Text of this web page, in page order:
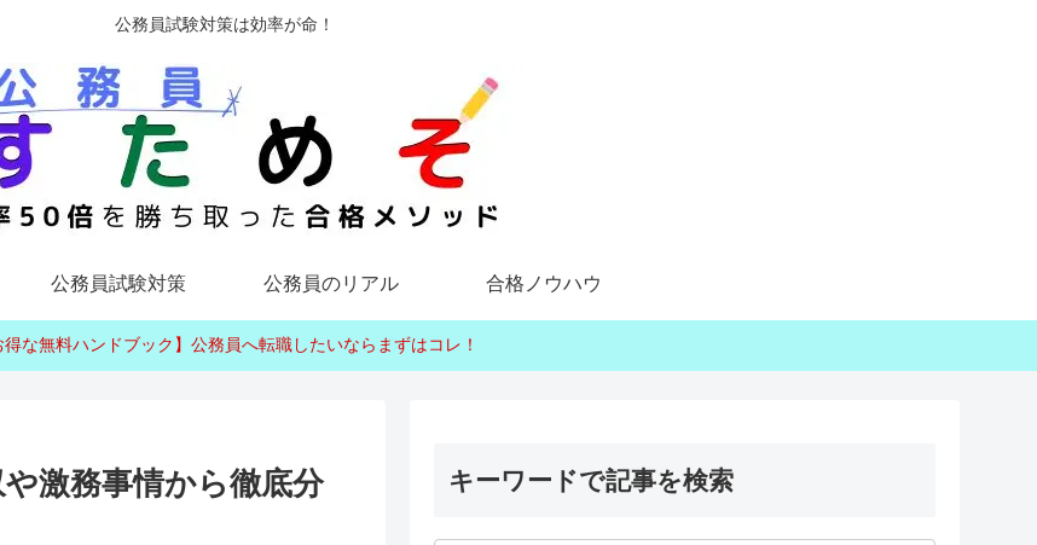
公務員試験対策は効率が命！
公務員試験対策 公務員のリアル 合格ノウハウ
得な無料ハンドブック】公務員へ転職したいならまずはコレ！
激務事情から徹底分
キーワードで記事を検索